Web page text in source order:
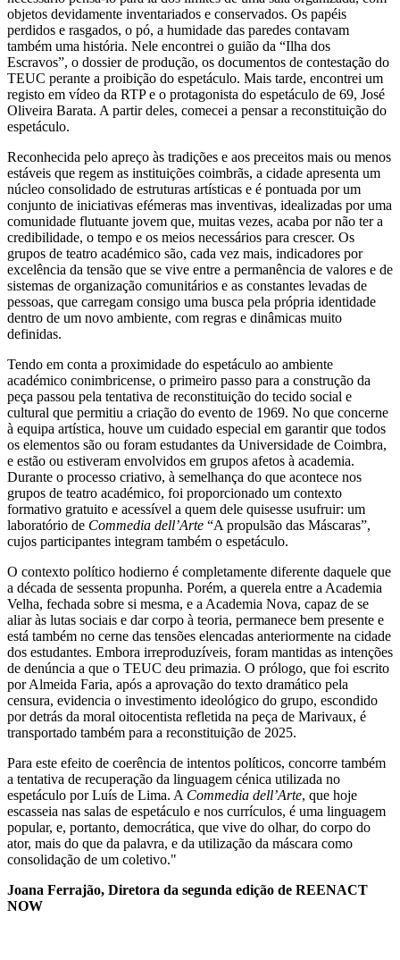
objetos devidamente inventariados e conservados. Os papéis
perdidos e rasgados, o pó, a humidade das paredes contavam
também uma história. Nele encontrei o guião da “Ilha dos
Escravos”, o dossier de produção, os documentos de contestação do
TEUC perante a proibição do espetáculo. Mais tarde, encontrei um
registo em vídeo da RTP e o protagonista do espetáculo de 69, José
Oliveira Barata. A partir deles, comecei a pensar a reconstituição do
espetáculo.
Reconhecida pelo apreço às tradições e aos preceitos mais ou menos
estáveis que regem as instituições coimbrãs, a cidade apresenta um
núcleo consolidado de estruturas artísticas e é pontuada por um
conjunto de iniciativas efémeras mas inventivas, idealizadas por uma
comunidade flutuante jovem que, muitas vezes, acaba por não ter a
credibilidade, o tempo e os meios necessários para crescer. Os
grupos de teatro académico são, cada vez mais, indicadores por
excelência da tensão que se vive entre a permanência de valores e de
sistemas de organização comunitários e as constantes levadas de
pessoas, que carregam consigo uma busca pela própria identidade
dentro de um novo ambiente, com regras e dinâmicas muito
definidas.
Tendo em conta a proximidade do espetáculo ao ambiente
académico conimbricense, o primeiro passo para a construção da
peça passou pela tentativa de reconstituição do tecido social e
cultural que permitiu a criação do evento de 1969. No que concerne
à equipa artística, houve um cuidado especial em garantir que todos
os elementos são ou foram estudantes da Universidade de Coimbra,
e estão ou estiveram envolvidos em grupos afetos à academia.
Durante o processo criativo, à semelhança do que acontece nos
grupos de teatro académico, foi proporcionado um contexto
formativo gratuito e acessível a quem dele quisesse usufruir: um
laboratório de Commedia dell’Arte “A propulsão das Máscaras”,
cujos participantes integram também o espetáculo.
O contexto político hodierno é completamente diferente daquele que
a década de sessenta propunha. Porém, a querela entre a Academia
Velha, fechada sobre si mesma, e a Academia Nova, capaz de se
aliar às lutas sociais e dar corpo à teoria, permanece bem presente e
está também no cerne das tensões elencadas anteriormente na cidade
dos estudantes. Embora irreproduzíveis, foram mantidas as intenções
de denúncia a que o TEUC deu primazia. O prólogo, que foi escrito
por Almeida Faria, após a aprovação do texto dramático pela
censura, evidencia o investimento ideológico do grupo, escondido
por detrás da moral oitocentista refletida na peça de Marivaux, é
transportado também para a reconstituição de 2025.
Para este efeito de coerência de intentos políticos, concorre também
a tentativa de recuperação da linguagem cénica utilizada no
espetáculo por Luís de Lima. A Commedia dell’Arte, que hoje
escasseia nas salas de espetáculo e nos currículos, é uma linguagem
popular, e, portanto, democrática, que vive do olhar, do corpo do
ator, mais do que da palavra, e da utilização da máscara como
consolidação de um coletivo."
Joana Ferrajão, Diretora da segunda edição de REENACT
NOW